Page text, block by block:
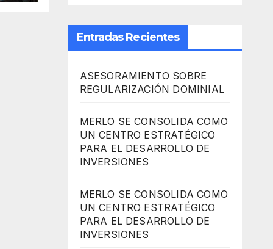
Entradas Recientes
ASESORAMIENTO SOBRE
REGULARIZACIÓN DOMINIAL
MERLO SE CONSOLIDA COMO
UN CENTRO ESTRATÉGICO
PARA EL DESARROLLO DE
INVERSIONES
MERLO SE CONSOLIDA COMO
UN CENTRO ESTRATÉGICO
PARA EL DESARROLLO DE
INVERSIONES